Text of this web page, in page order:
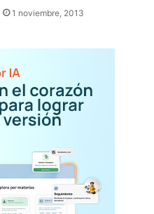
1 noviembre, 2013